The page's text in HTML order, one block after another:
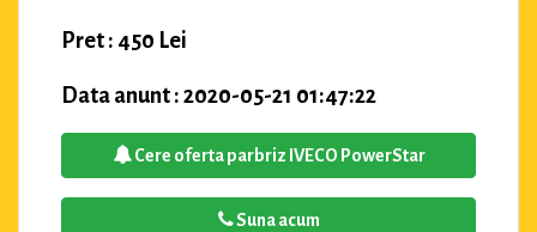
Pret : 450 Lei
Data anunt : 2020-05-21 01:47:22
Cere oferta parbriz IVECO PowerStar
Suna acum